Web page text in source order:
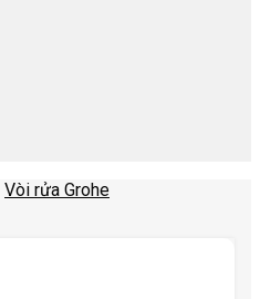
Vòi rửa Grohe